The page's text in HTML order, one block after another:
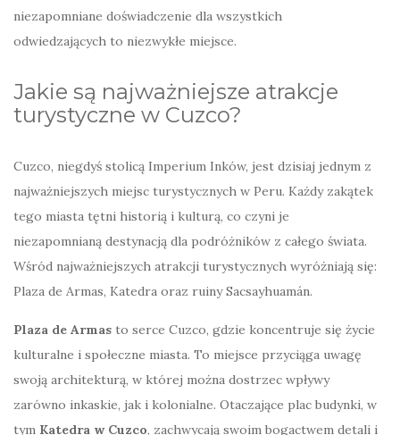
niezapomniane doświadczenie dla wszystkich
odwiedzających to niezwykłe miejsce.
Jakie są najważniejsze atrakcje
turystyczne w Cuzco?
Cuzco, niegdyś stolicą Imperium Inków, jest dzisiaj jednym z
najważniejszych miejsc turystycznych w Peru. Każdy zakątek
tego miasta tętni historią i kulturą, co czyni je
niezapomnianą destynacją dla podróżników z całego świata.
Wśród najważniejszych atrakcji turystycznych wyróżniają się:
Plaza de Armas, Katedra oraz ruiny Sacsayhuamán.
Plaza de Armas to serce Cuzco, gdzie koncentruje się życie
kulturalne i społeczne miasta. To miejsce przyciąga uwagę
swoją architekturą, w której można dostrzec wpływy
zarówno inkaskie, jak i kolonialne. Otaczające plac budynki, w
tym Katedra w Cuzco, zachwycają swoim bogactwem detali i